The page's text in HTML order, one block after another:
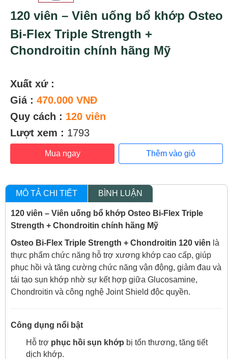
120 viên – Viên uống bổ khớp Osteo
Bi-Flex Triple Strength +
Chondroitin chính hãng Mỹ
Xuất xứ :
Giá : 470.000 VNĐ
Quy cách : 120 viên
Lượt xem : 1793
Mua ngay Thêm vào giỏ
MÔ TẢ CHI TIẾT BÌNH LUẬN
120 viên – Viên uống bổ khớp Osteo Bi-Flex Triple
Strength + Chondroitin chính hãng Mỹ
Osteo Bi-Flex Triple Strength + Chondroitin 120 viên là
thực phẩm chức năng hỗ trợ xương khớp cao cấp, giúp
phục hồi và tăng cường chức năng vận động, giảm đau và
tái tạo sụn khớp nhờ sự kết hợp giữa Glucosamine,
Chondroitin và công nghệ Joint Shield độc quyền.
Công dụng nổi bật
Hỗ trợ phục hồi sụn khớp bị tổn thương, tăng tiết
dịch khớp.